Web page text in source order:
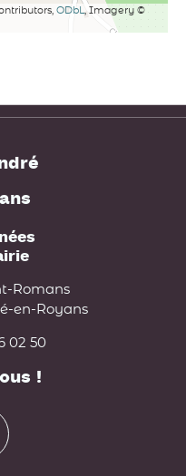
ODbL
, Imagery ©
Romans
en-Royans
02 50
!